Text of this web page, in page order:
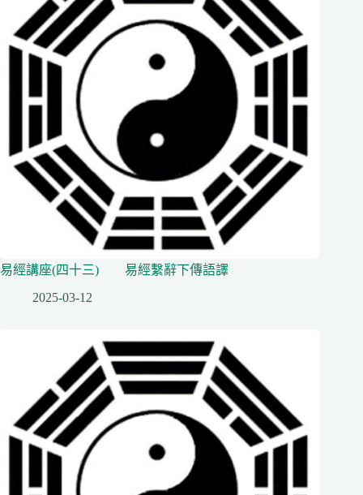
易經講座(四十三) 易經繫辭下傳語譯
2025-03-12